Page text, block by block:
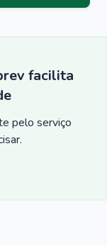
facilita
pelo serviço